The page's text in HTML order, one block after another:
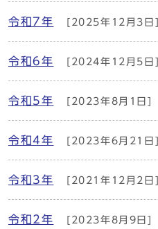
令和7年 [2025年12月3日]
令和6年 [2024年12月5日]
令和5年 [2023年8月1日]
令和4年 [2023年6月21日]
令和3年 [2021年12月2日]
令和2年 [2023年8月9日]